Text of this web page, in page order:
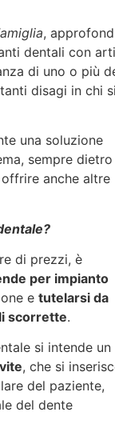
,
dentali con
di uno o più
disagi in chi
una soluzione
sempre dietro
anche altre
di prezzi, è
per impianto
etutelarsi da
scorrette.
si intende un
vite, che si
del paziente,
del dente